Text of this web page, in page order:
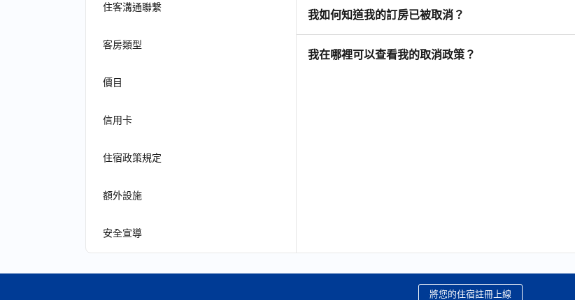
住客溝通聯繫
客房類型
價目
信用卡
住宿政策規定
額外設施
安全宣導
我如何知道我的訂房已被取消？
我在哪裡可以查看我的取消政策？
將您的住宿註冊上線